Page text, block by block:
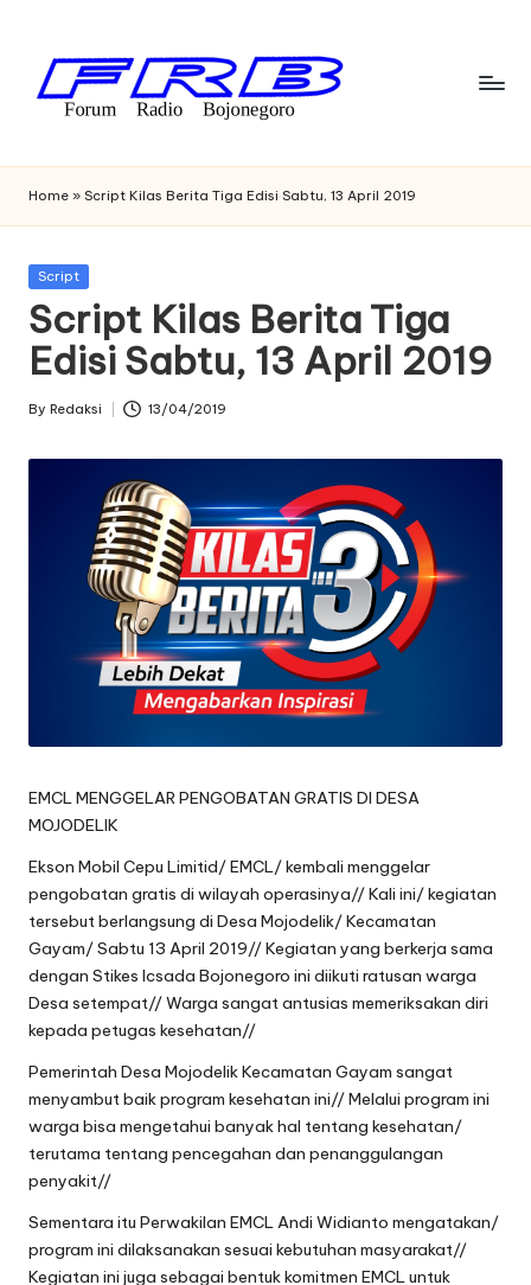
content
F
o
r
u
m
R
a
di
g
o
r
o
Bojonegoro
Home » Script Kilas Berita Tiga Edisi Sabtu, 13 April 2019
Posted
Script
Script Kilas Berita Tiga
Edisi Sabtu, 13 April 2019
Posted
By Redaksi 13/04/2019
EMCL MENGGELAR PENGOBATAN GRATIS DI DESA
MOJODELIK
Ekson Mobil Cepu Limitid/ EMCL/ kembali menggelar
pengobatan gratis di wilayah operasinya// Kali ini/ kegiatan
tersebut berlangsung di Desa Mojodelik/ Kecamatan
Gayam/ Sabtu 13 April 2019// Kegiatan yang berkerja sama
dengan Stikes Icsada Bojonegoro ini diikuti ratusan warga
Desa setempat// Warga sangat antusias memeriksakan diri
kepada petugas kesehatan//
Pemerintah Desa Mojodelik Kecamatan Gayam sangat
menyambut baik program kesehatan ini// Melalui program ini
warga bisa mengetahui banyak hal tentang kesehatan/
terutama tentang pencegahan dan penanggulangan
penyakit//
Sementara itu Perwakilan EMCL Andi Widianto mengatakan/
program ini dilaksanakan sesuai kebutuhan masyarakat//
Kegiatan ini juga sebagai bentuk komitmen EMCL untuk